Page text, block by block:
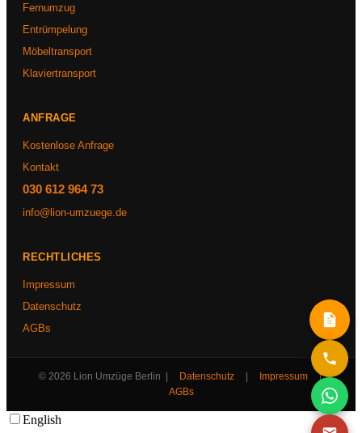
Fernumzug
Entrümpelung
Möbeltransport
Klaviertransport
ANFRAGE
Kostenlose Anfrage
Kontakt
030 612 964 73
info@lion-umzuege.de
RECHTLICHES
Impressum
Datenschutz
AGBs
© 2026 Lion Umzüge Berlin | Datenschutz Impressum
|
AGBs
English